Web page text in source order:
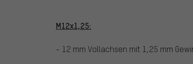
M12x1,25:
- 12 mm Vollachsen mit 1,25 mm